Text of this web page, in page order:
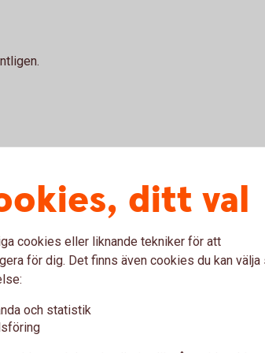
Ska vara
i jag-form och har en
slutkläm. Försök
eller upplevelse.
ska vara lättläst. Den får
Men inte elak mot andra,
byta skola grät jag mig
ditt val
cookies eller liknande tekniker för att
för dig. Det finns även cookies du kan välja
och statistik